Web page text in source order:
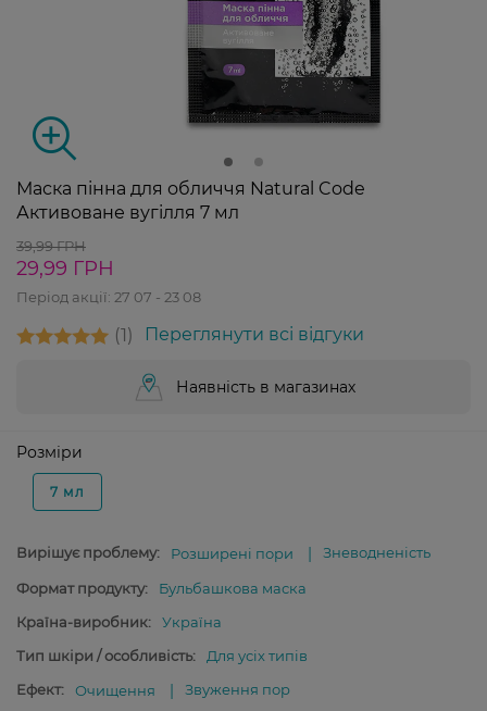
Маска пінна для обличчя Natural Code
Активоване вугілля 7 мл
39,99 ГРН
29,99 ГРН
Період акції: 27 07 - 23 08
1 Переглянути всі відгуки
Наявність в магазинах
Розміри
7 мл
Вирішує проблему: Розширені пори Зневодненість
Формат продукту:
Бульбашкова маска
Країна-виробник:
Україна
Тип шкіри / особливість:
Для усіх типів
Ефект:
Очищення Звуження пор